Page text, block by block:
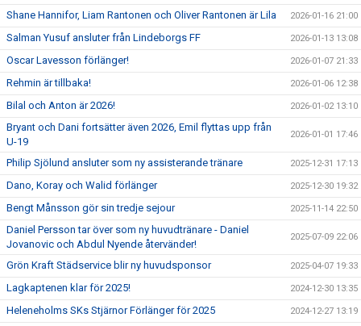
Shane Hannifor, Liam Rantonen och Oliver Rantonen är Lila 2026-01-16 21:00
Salman Yusuf ansluter från Lindeborgs FF 2026-01-13 13:08
Oscar Lavesson förlänger! 2026-01-07 21:33
Rehmin är tillbaka! 2026-01-06 12:38
Bilal och Anton är 2026! 2026-01-02 13:10
Bryant och Dani fortsätter även 2026, Emil flyttas upp från
U-19
2026-01-01 17:46
Philip Sjölund ansluter som ny assisterande tränare 2025-12-31 17:13
Dano, Koray och Walid förlänger 2025-12-30 19:32
Bengt Månsson gör sin tredje sejour 2025-11-14 22:50
Daniel Persson tar över som ny huvudtränare - Daniel
Jovanovic och Abdul Nyende återvänder!
2025-07-09 22:06
Grön Kraft Städservice blir ny huvudsponsor 2025-04-07 19:33
Lagkaptenen klar för 2025! 2024-12-30 13:35
Heleneholms SKs Stjärnor Förlänger för 2025 2024-12-27 13:19